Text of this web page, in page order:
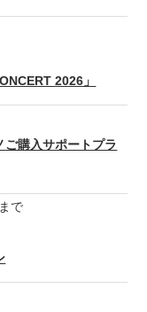
2026」
ご購入サポートプラ
で